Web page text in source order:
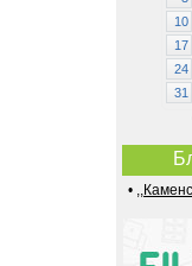
10
17
24
31
•